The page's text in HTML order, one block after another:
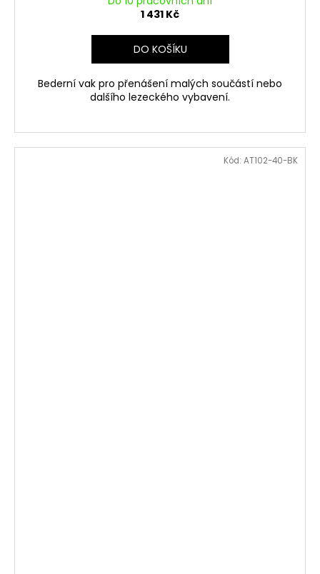
1 431 Kč
DO KOŠÍKU
Bederní vak pro přenášení malých součástí nebo
dalšího lezeckého vybavení.
Kód: AT102-40-BK